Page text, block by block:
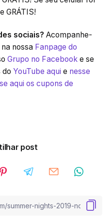
GRÁTIS!
sociais? Acompanhe-
nossa Fanpage do
Grupo no Facebook e se
do YouTube aqui e nesse
aqui os cupons de
post